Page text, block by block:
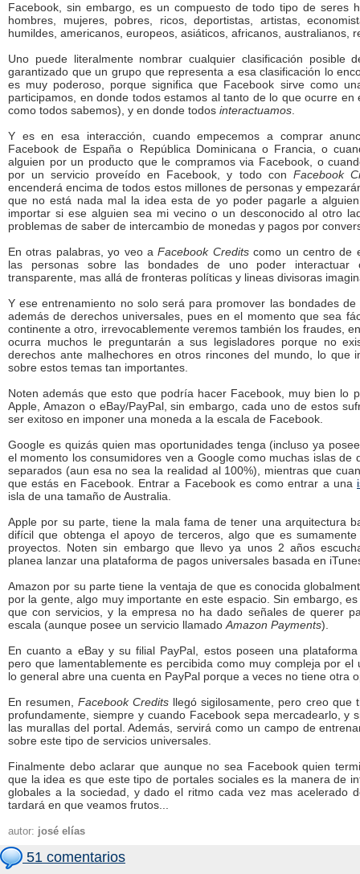
Facebook, sin embargo, es un compuesto de todo tipo de seres
hombres, mujeres, pobres, ricos, deportistas, artistas,
humildes, americanos, europeos, asiáticos, africanos, australianos,
Uno puede literalmente nombrar cualquier clasificación posible
garantizado que un grupo que representa a esa clasificación lo
es muy poderoso, porque significa que Facebook sirve como
participamos, en donde todos estamos al tanto de lo que ocurre en
como todos sabemos), y en donde todos interactuamos
Y es en esa interacción, cuando empecemos a comprar
Facebook de España o República Dominicana o Francia, o
alguien por un producto que le compramos via Facebook, o
por un servicio proveído en Facebook, y todo con Facebook
encenderá encima de todos estos millones de personas y
que no está nada mal la idea esta de yo poder pagarle a
importar si ese alguien sea mi vecino o un desconocido al otro
problemas de saber de intercambio de monedas y pagos por
En otras palabras, yo veo aFacebook Creditscomo un centro de
las personas sobre las bondades de uno poder
transparente, mas allá de fronteras políticas y lineas divisoras
Y ese entrenamiento no solo será para promover las bondades
además de derechos universales, pues en el momento que sea
continente a otro, irrevocablemente veremos también los fraudes,
ocurra muchos le preguntarán a sus legisladores porque no
derechos ante malhechores en otros rincones del mundo, lo que
sobre estos temas tan importantes.
Noten además que esto que podría hacer Facebook, muy bien lo
Apple, Amazon o eBay/PayPal, sin embargo, cada uno de estos
ser exitoso en imponer una moneda a la escala de Facebook.
Google es quizás quien mas oportunidades tenga (incluso ya
el momento los consumidores ven a Google como muchas islas de
separados (aun esa no sea la realidad al 100%), mientras que
que estás en Facebook. Entrar a Facebook es como entrar a una
isla de una tamaño de Australia.
Apple por su parte, tiene la mala fama de tener una arquitectura
difícil que obtenga el apoyo de terceros, algo que es
proyectos. Noten sin embargo que llevo ya unos 2 años
planea lanzar una plataforma de pagos universales basada en
Amazon por su parte tiene la ventaja de que es conocida
por la gente, algo muy importante en este espacio. Sin embargo,
que con servicios, y la empresa no ha dado señales de querer
escala (aunque posee un servicio llamado Amazon Payments).
En cuanto a eBay y su filial PayPal, estos poseen una
pero que lamentablemente es percibida como muy compleja por
lo general abre una cuenta en PayPal porque a veces no tiene otra
En resumen,Facebook Credits llegó sigilosamente, pero creo que
profundamente, siempre y cuando Facebook sepa mercadearlo, y
las murallas del portal. Además, servirá como un campo de
sobre este tipo de servicios universales.
Finalmente debo aclarar que aunque no sea Facebook quien
que la idea es que este tipo de portales sociales es la manera de
globales a la sociedad, y dado el ritmo cada vez mas acelerado
tardará en que veamos frutos...
autor: josé elías
51 comentarios